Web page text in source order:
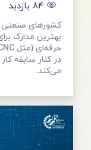
بازدید 84
کشورهای صنعتی
بهترین مدارک
در کنار سابقه
می‌کند.